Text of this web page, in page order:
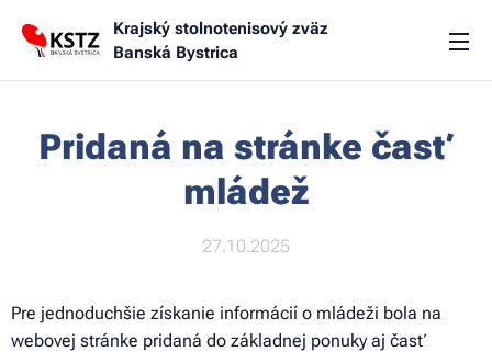
Krajský stolnotenisový zväz
Banská Bystrica
Pridaná na stránke časť
mládež
27.10.2025
Pre jednoduchšie získanie informácií o mládeži bola na
webovej stránke pridaná do základnej ponuky aj časť